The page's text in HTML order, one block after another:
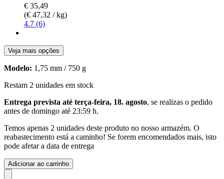
€ 35,49
(€ 47,32 / kg)
4.7 (6)
Veja mais opções
Modelo: 1,75 mm / 750 g
Restam 2 unidades em stock
Entrega prevista até terça-feira, 18. agosto, se realizas o pedido
antes de domingo até 23:59 h.
Temos apenas 2 unidades deste produto no nosso armazém. O
reabastecimento está a caminho! Se forem encomendados mais, isto
pode afetar a data de entrega
Adicionar ao carrinho